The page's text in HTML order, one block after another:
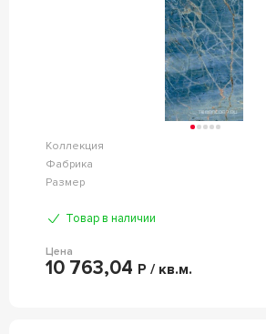
Коллекция
Фабрика
Размер
Товар в наличии
Цена
10 763,04 Р / кв.м.